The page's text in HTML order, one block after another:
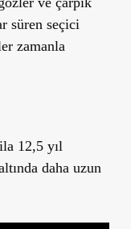
süren seçici
zamanla
12,5 yıl
daha uzun